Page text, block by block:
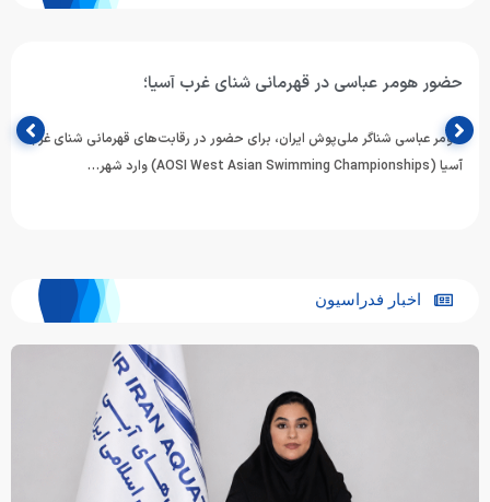
حضور هومر عباسی در قهرمانی شنای غرب آسیا؛
هومر عباسی شناگر ملی‌پوش ایران، برای حضور در رقابت‌های قهرمانی شنای غرب
آسیا (AOSI West Asian Swimming Championships) وارد شهر…
اخبار فدراسیون